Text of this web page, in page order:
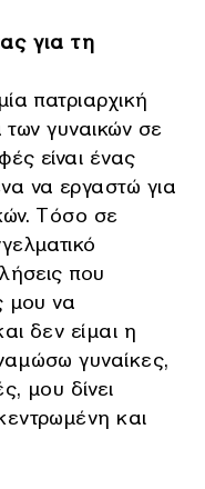
για τη
πατριαρχική
των γυναικών σε
είναι ένας
να εργαστώ για
Τόσο σε
που
μου να
δεν είμαι η
γυναίκες,
μου δίνει
και